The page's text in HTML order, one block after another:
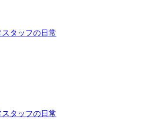
スタッフの日常
スタッフの日常